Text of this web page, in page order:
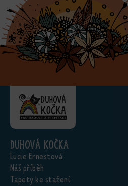
Duhová kočka
Lucie Ernestová
Náš příběh
Tapety ke stažení